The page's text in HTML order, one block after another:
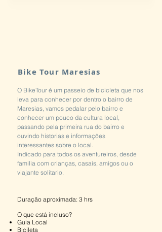
Bike Tour Maresias
O BikeTour é um passeio de bicicleta que nos
leva para conhecer por dentro o bairro de
Maresias, vamos pedalar pelo bairro e
conhecer um pouco da cultura local,
passando pela primeira rua do bairro e
ouvindo historias e informações
interessantes sobre o local.
Indicado para todos os aventureiros, desde
familia com crianças, casais, amigos ou o
viajante solitario.
Duração aproximada: 3 hrs
O que está incluso?
​Guia Local
Bicileta